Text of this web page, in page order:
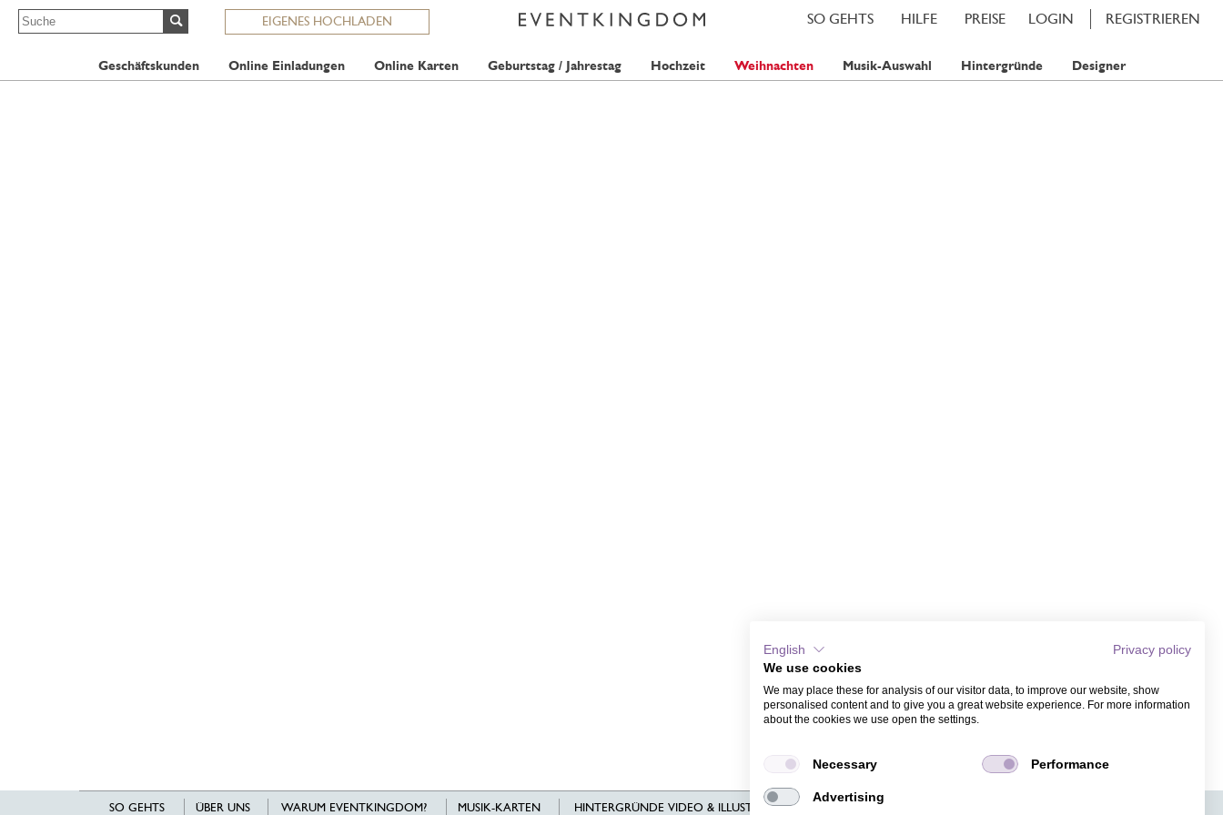
EIGENES HOCHLADEN LOGIN REGISTRIEREN
PREISE
HILFE
SO GEHTS
Geschäftskunden Online Einladungen Online Karten Geburtstag / Jahrestag Hochzeit Weihnachten Musik-Auswahl Hintergründe Designer
SO GEHTS ÜBER UNS WARUM EVENTKINGDOM? MUSIK-KARTEN HINTERGRÜNDE VIDEO & ILLUSTRATIONEN
English
Privacy policy
We use cookies
We may place these for analysis of our visitor data, to improve our website, show
personalised content and to give you a great website experience. For more information
about the cookies we use open the settings.
Necessary Performance
Advertising